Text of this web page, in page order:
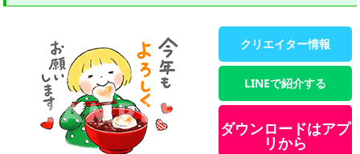
クリエイター情報
LINEで紹介する
ダウンロードはアプ
リから